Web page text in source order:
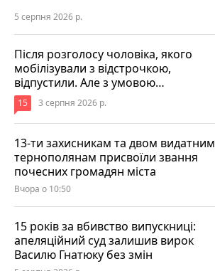
5 серпня 2026 р.
Після розголосу чоловіка, якого
мобілізували з відстрочкою,
відпустили. Але з умовою…
15 3 серпня 2026 р.
13-ти захисникам та двом видатним
тернополянам присвоїли звання
почесних громадян міста
Вчора о 10:50
15 років за вбивство випускниці:
апеляційний суд залишив вирок
Василю Гнатюку без змін